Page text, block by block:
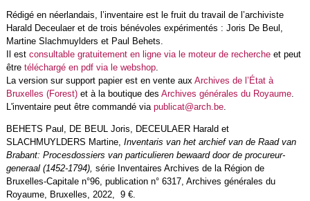
Rédigé en néerlandais, l’inventaire est le fruit du travail de l’archiviste
Harald Deceulaer et de trois bénévoles expérimentés : Joris De Beul,
Martine Slachmuylders et Paul Behets
Il est consultable gratuitement en ligne via le moteur de rechercheet peut
être téléchargé en pdf via le webshop.
La version sur support papier est en vente aux Archives de l’État à
Bruxelles (Forest)et à la boutique des Archives générales du Royaume.
L'inventaire peut être commandé via publicat@arch.be.
BEHETS Paul, DE BEUL Joris, DECEULAER Harald et
SLACHMUYLDERS Martine, Inventaris van het archief van de Raad van
Brabant: Procesdossiers van particulieren bewaard door de procureur-
generaal (1452-1794), série Inventaires Archives de la Région de
Bruxelles-Capitale n°96, publication n° 6317, Archives générales du
Royaume, Bruxelles, 2022, 9 €.